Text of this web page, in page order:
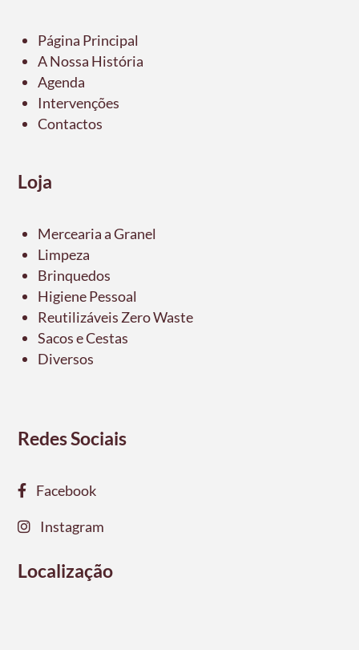
Página Principal
A Nossa História
Agenda
Intervenções
Contactos
Loja
Mercearia a Granel
Limpeza
Brinquedos
Higiene Pessoal
Reutilizáveis Zero Waste
Sacos e Cestas
Diversos
Redes Sociais
Facebook
Instagram
Localização